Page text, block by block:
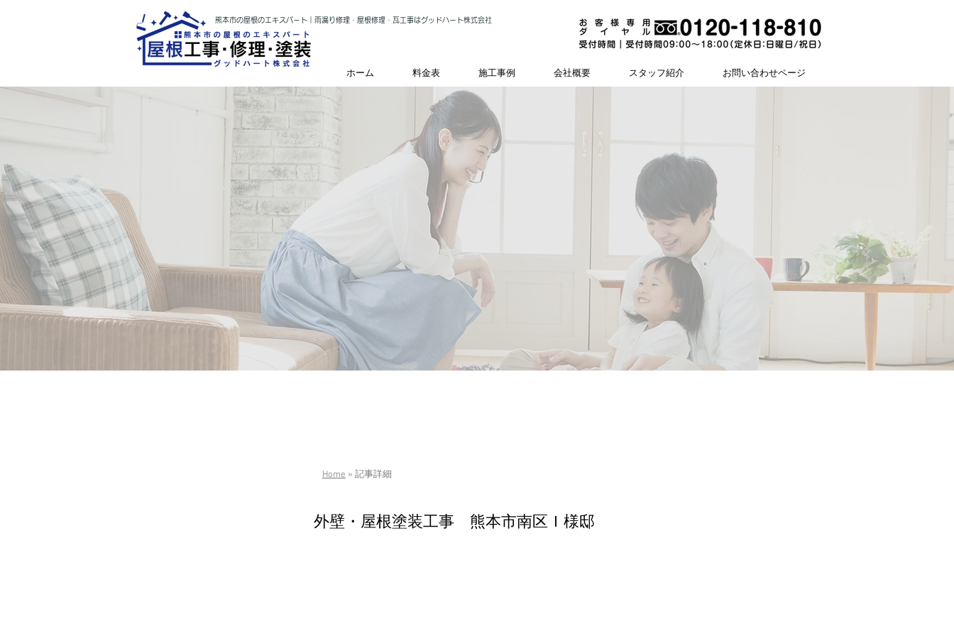
熊本市の屋根のエキスパート｜雨漏り修理・屋根修理・瓦工事はグッドハート株式会社
ホーム 料金表 施工事例 会社概要 スタッフ紹介 お問い合わせページ
Home » 記事詳細
外壁・屋根塗装工事 熊本市南区Ｉ様邸